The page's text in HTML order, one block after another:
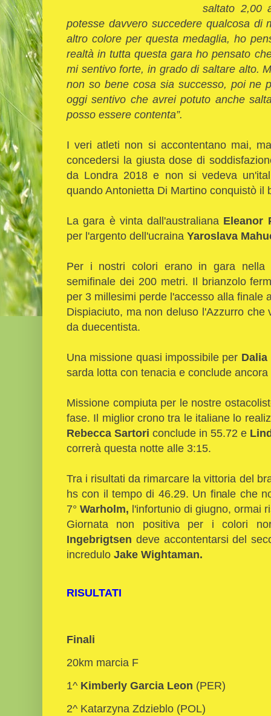
saltato 2,00
potesse davvero succedere qualcosa di
altro colore per questa medaglia, ho
realtà in tutta questa gara ho pensato
mi sentivo forte, in grado di saltare alto.
non so bene cosa sia successo, poi ne
oggi sentivo che avrei potuto anche
posso essere contenta”.
I veri atleti non si accontentano mai,
concedersi la giusta dose di
da Londra 2018 e non si vedeva
quando Antonietta Di Martino conquistò il
La gara è vinta dall'australiana Eleanor
per l'argento dell'ucraina Yaroslava
Per i nostri colori erano in gara nella
semifinale dei 200 metri. Il brianzolo
per 3 millesimi perde l'accesso alla finale
Dispiaciuto, ma non deluso l'Azzurro
da duecentista.
Una missione quasi impossibile per Dalia
sarda lotta con tenacia e conclude
Missione compiuta per le nostre
fase. Il miglior crono tra le italiane lo
Rebecca Sartori conclude in 55.72 e
correrà questa notte alle 3:15.
Tra i risultati da rimarcare la vittoria del
hs con il tempo di 46.29. Un finale che
7° Warholm, l'infortunio di giugno, ormai
Giornata non positiva per i colori
Ingebrigtsen deve accontentarsi del
incredulo Jake Wightaman.
RISULTATI
Finali
20km marcia F
1^ Kimberly Garcia Leon (PER)
2^ Katarzyna Zdzieblo (POL)